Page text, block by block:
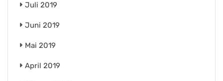
Juli 2019
Juni 2019
Mai 2019
April 2019